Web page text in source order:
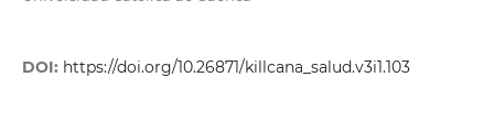
DOI: https://doi.org/10.26871/killcana_salud.v3i1.103